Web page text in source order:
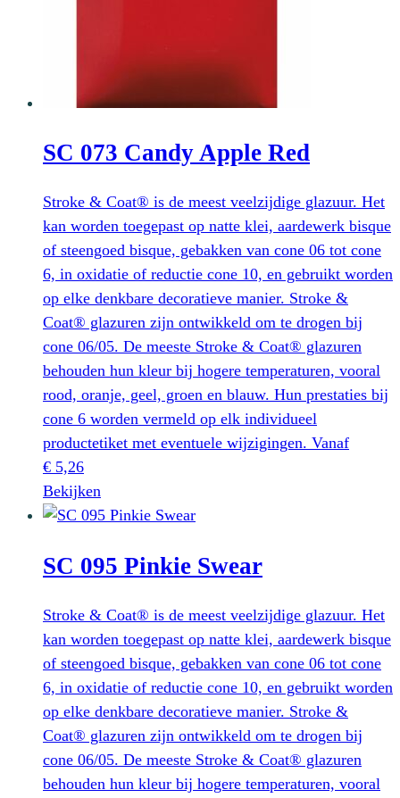
gekozen
worden
de
SC 073 Candy Apple Red
Stroke & Coat® is de meest veelzijdige glazuur. Het
kan worden toegepast op natte klei, aardewerk bisque
of steengoed bisque, gebakken van cone 06 tot cone
6, in oxidatie of reductie cone 10, en gebruikt worden
op elke denkbare decoratieve manier. Stroke &
Coat® glazuren zijn ontwikkeld om te drogen bij
cone 06/05. De meeste Stroke & Coat® glazuren
behouden hun kleur bij hogere temperaturen, vooral
rood, oranje, geel, groen en blauw. Hun prestaties bij
cone 6 worden vermeld op elk individueel
productetiket met eventuele wijzigingen. Vanaf
€ 5,26
Bekijken
product
meerdere
Deze
optie
kan
gekozen
worden
op
de
productpagina
SC 095 Pinkie Swear
Stroke & Coat® is de meest veelzijdige glazuur. Het
kan worden toegepast op natte klei, aardewerk bisque
of steengoed bisque, gebakken van cone 06 tot cone
6, in oxidatie of reductie cone 10, en gebruikt worden
op elke denkbare decoratieve manier. Stroke &
Coat® glazuren zijn ontwikkeld om te drogen bij
cone 06/05. De meeste Stroke & Coat® glazuren
behouden hun kleur bij hogere temperaturen, vooral